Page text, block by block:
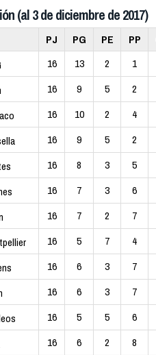
(al 3 de diciembre de 2017)
PJ PG PE PP
16 13 2 1
16 9 5 2
16 10 2 4
16 9 5 2
16 8 3 5
16 7 3 6
16 7 2 7
16 5 7 4
16 6 3 7
16 6 3 7
16 5 5 6
16 6 2 8